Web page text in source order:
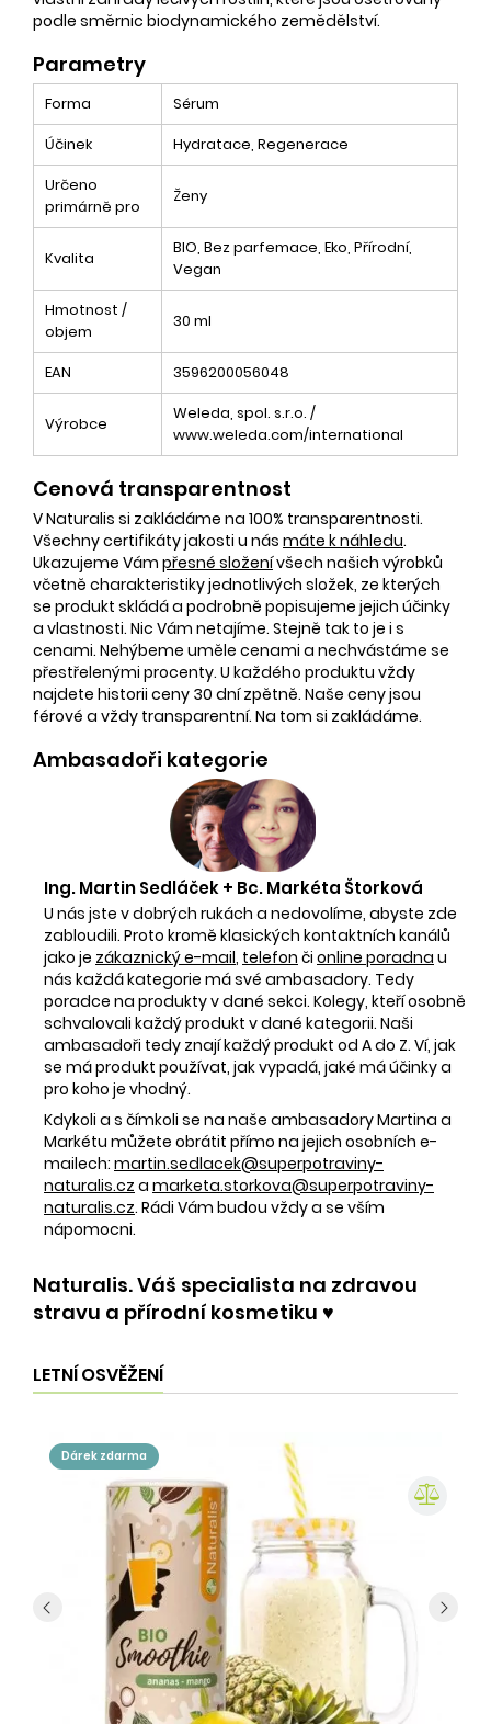
podle směrnic biodynamického zemědělství.
Parametry
Forma
Sérum
Účinek
Hydratace, Regenerace
Určeno
primárně pro
Ženy
Kvalita
BIO, Bez parfemace, Eko, Přírodní,
Vegan
Hmotnost /
objem
30 ml
EAN 3596200056048
Výrobce
Weleda, spol. s.r.o. /
www.weleda.com/international
Cenová transparentnost
V Naturalis si zakládáme na 100% transparentnosti.
Všechny certifikáty jakosti u nás máte k náhledu.
Ukazujeme Vám přesné složenívšech našich výrobků
včetně charakteristiky jednotlivých složek, ze kterých
se produkt skládá a podrobně popisujeme jejich účinky
a vlastnosti. Nic Vám netajíme. Stejně tak to je i s
cenami. Nehýbeme uměle cenami a nechvástáme se
přestřelenými procenty. U každého produktu vždy
najdete historii ceny 30 dní zpětně. Naše ceny jsou
férové a vždy transparentní. Na tom si zakládáme.
Ambasadoři kategorie
Ing. Martin Sedláček + Bc. Markéta Štorková
U nás jste v dobrých rukách a nedovolíme, abyste zde
zabloudili. Proto kromě klasických kontaktních kanálů
jako je zákaznický e-mail, telefon či online poradna u
nás každá kategorie má své ambasadory. Tedy
poradce na produkty v dané sekci. Kolegy, kteří osobně
schvalovali každý produkt v dané kategorii. Naši
ambasadoři tedy znají každý produkt od A do Z. Ví, jak
se má produkt používat, jak vypadá, jaké má účinky a
pro koho je vhodný.
Kdykoli a s čímkoli se na naše ambasadory Martina a
Markétu můžete obrátit přímo na jejich osobních e-
mailech: martin.sedlacek@superpotraviny-
naturalis.cz a marketa.storkova@superpotraviny-
naturalis.cz. Rádi Vám budou vždy a se vším
nápomocni.
Naturalis. Váš specialista na zdravou
stravu a přírodní kosmetiku ♥️
LETNÍ OSVĚŽENÍ
dárek zdarma